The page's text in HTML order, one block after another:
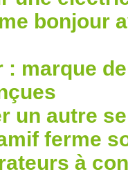
bonjour
: marque
un autre
ferme
à